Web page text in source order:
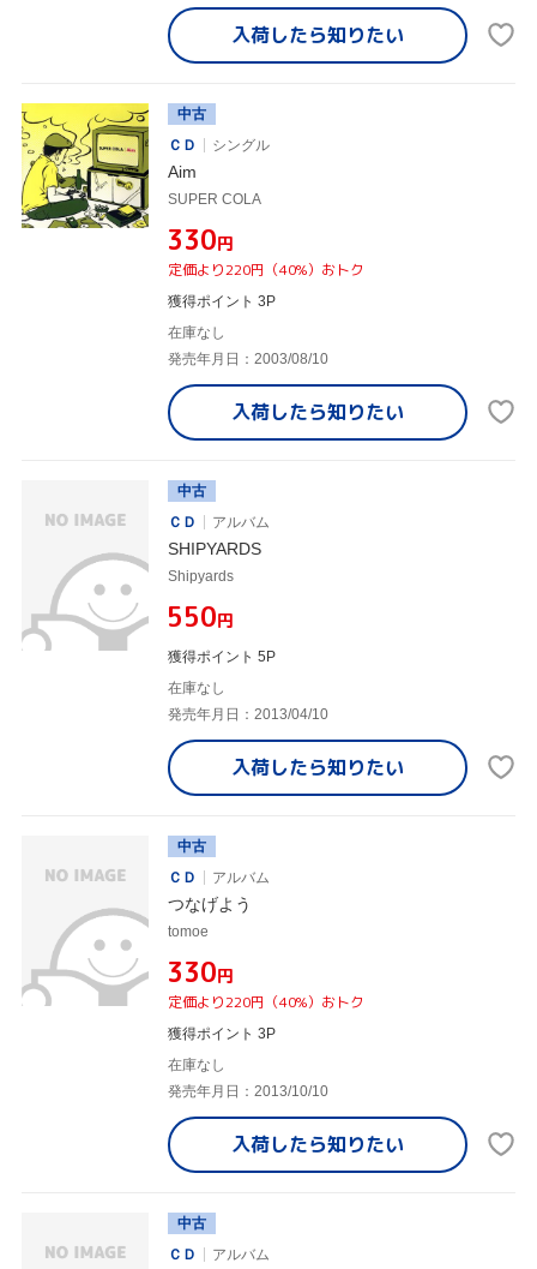
入荷したら知りたい
中古
ＣＤ
シングル
Aim
SUPER COLA
¥330円
定価より220円（40%）おトク
獲得ポイント 3P
在庫なし
発売年月日：2003/08/10
入荷したら知りたい
中古
ＣＤ
アルバム
SHIPYARDS
Shipyards
¥550円
獲得ポイント 5P
在庫なし
発売年月日：2013/04/10
入荷したら知りたい
中古
ＣＤ
アルバム
つなげよう
tomoe
¥330円
定価より220円（40%）おトク
獲得ポイント 3P
在庫なし
発売年月日：2013/10/10
入荷したら知りたい
中古
ＣＤ
アルバム